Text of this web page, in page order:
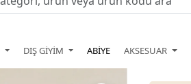
DIŞ GİYİM ABİYE AKSESUAR